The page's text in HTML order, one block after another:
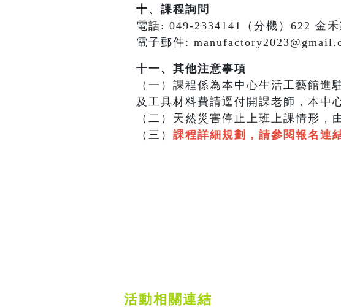
十、課程詢問
電話: 049-2334141（分機）622 金
電子郵件:
十一、其他注意事項
（一）課程係為本中心生活工藝館
及工具材料費請逕付開課老師，本中
（二）天然災害停止上班上課情形
（三） 課程詳細規劃，請參閱報名連
活動相關連結